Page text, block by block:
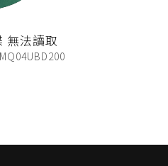
無法讀取